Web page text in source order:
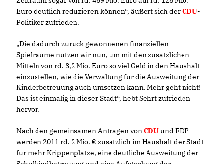
Euro deutlich reduzieren können“, äußert sich derCDU-
Politiker zufrieden.
Die dadurch zurück gewonnenen finanziellen
Spielräume nutzen wir nun, um mit den zusätzlichen
Mitteln von rd. 3,2 Mio. Euro so viel Geld in den Haushalt
einzustellen, wie die Verwaltung für die Ausweitung der
Kinderbetreuung auch umsetzen kann. Mehr geht nicht!
Das ist einmalig in dieser Stadt“, hebt Sehrt zufrieden
hervor.
Nach den gemeinsamen Anträgen vonCDUund FDP
werden 2011 rd. 2 Mio. € zusätzlich im Haushalt der Stadt
für mehr Krippenplätze, eine deutliche Ausweitung der